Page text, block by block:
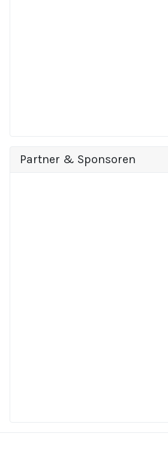
Partner & Sponsoren